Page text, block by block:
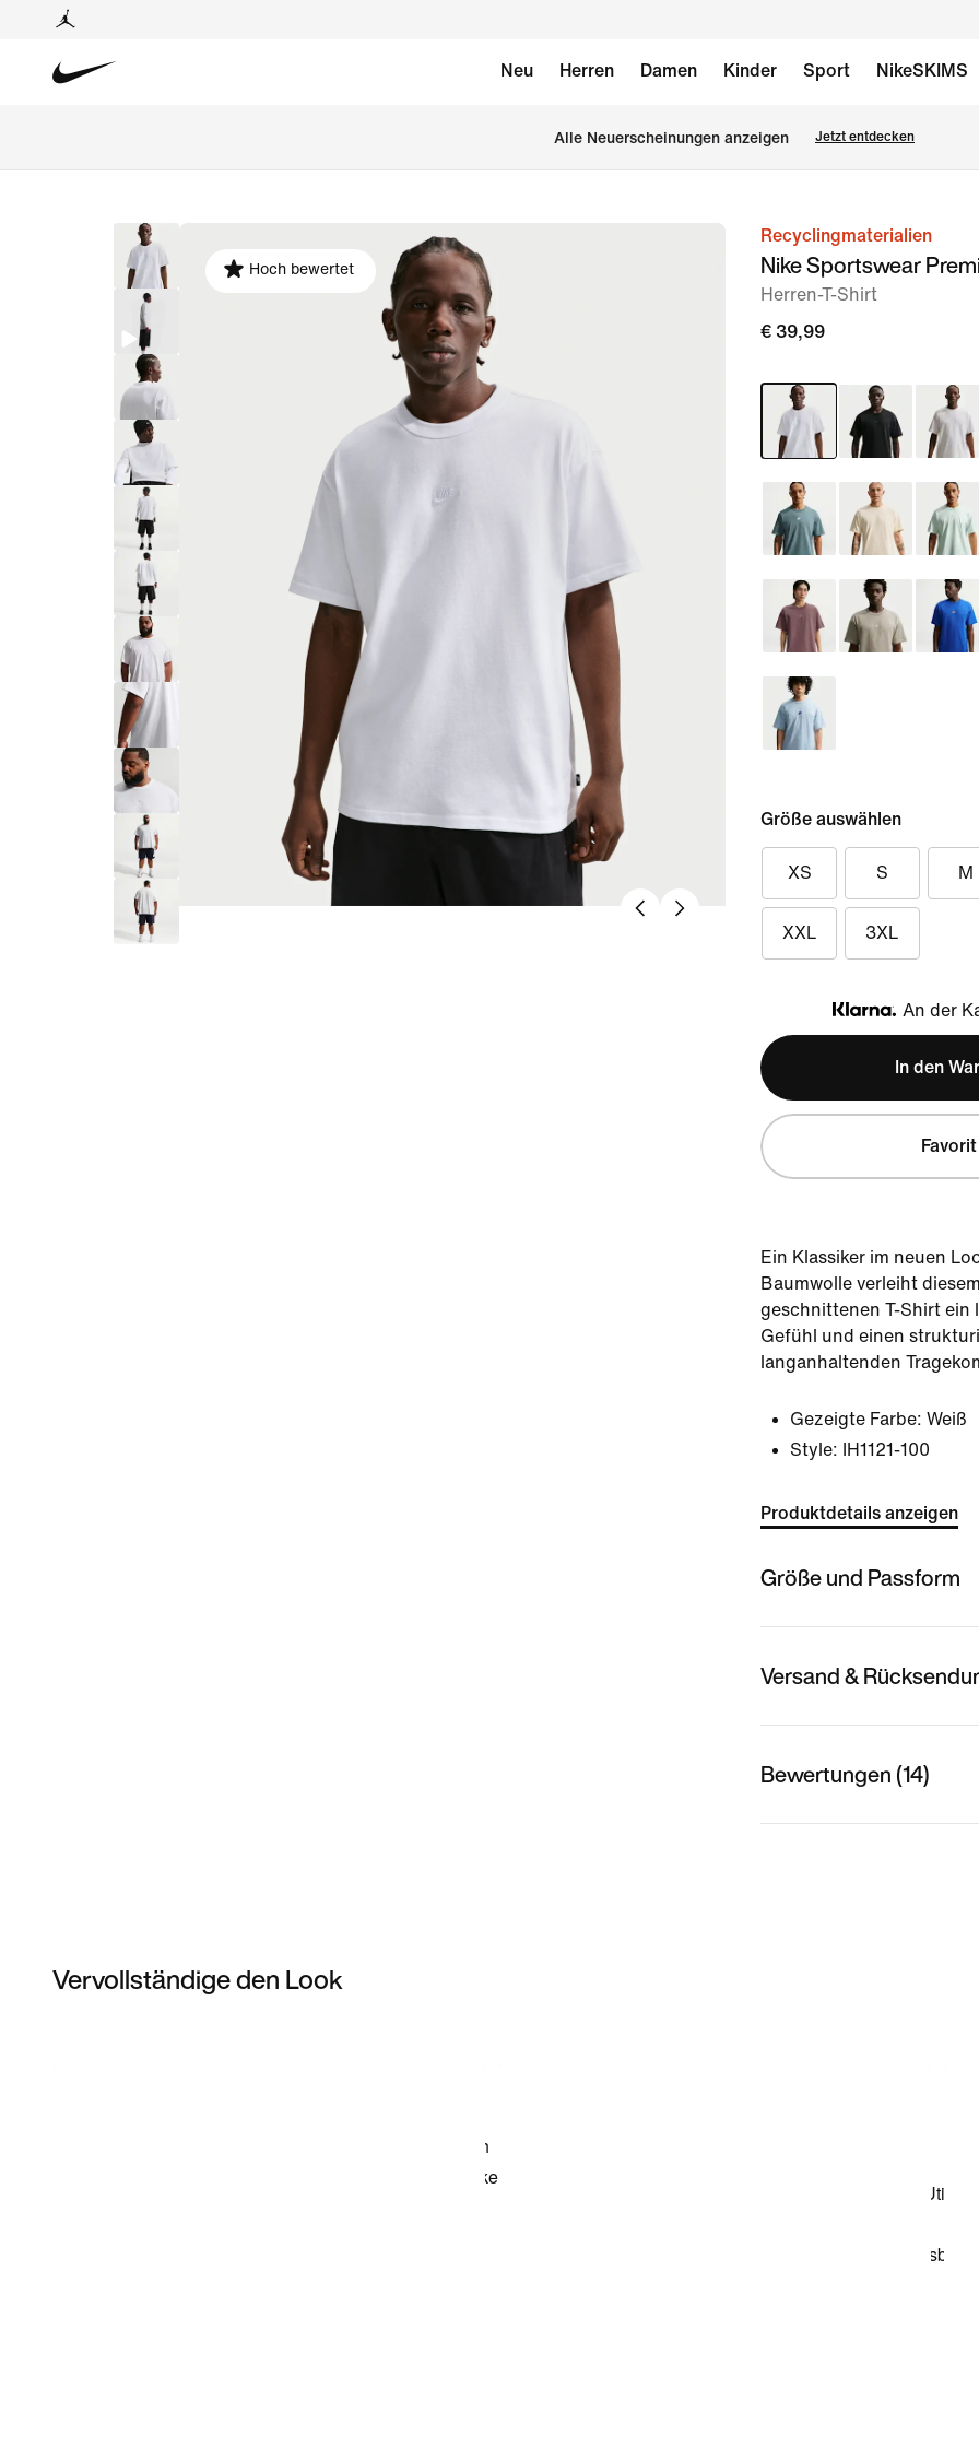
Neu Herren Damen Kinder Sport NikeSKIMS
Alle Neuerscheinungen anzeigen Jetzt entdecken
Bild 1
Hoch bewertet
Recyclingmaterialien
Nike Sportswear
Herren-T-Shirt
€ 39,99
Größe auswählen
XS S M
XXL 3XL
Klarna
An der
In den
Favorit
Ein Klassiker im neuen
Baumwolle verleiht
geschnittenen T-Shirt ein
Gefühl und einen
langanhaltenden
Gezeigte Farbe: Weiß
Style:
IH1121-100
Produktdetails anzeigen
Größe und Passform
Versand &
Bewertungen (14)
Vervollständige den Look